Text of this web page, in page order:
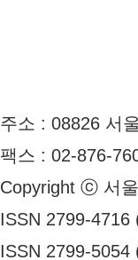
주소 : 08826 서
팩스 : 02-876-
Copyright ⓒ 서
ISSN 2799-4716
ISSN 2799-5054